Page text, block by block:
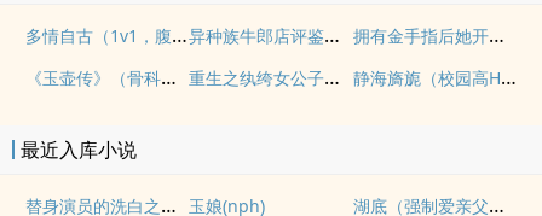
多情自古（1v1，腹黑内侍咸鱼皇后） 异种族牛郎店评鉴指南
拥有金手指后她开始为所欲为（nph）
《玉壶传》（骨科）（兄妹）（np）
重生之纨绔女公子（NPH） 静海旖旎（校园高H）
最近入库小说
替身演员的洗白之路(nph) 玉娘(nph) 湖底（强制爱亲父女）